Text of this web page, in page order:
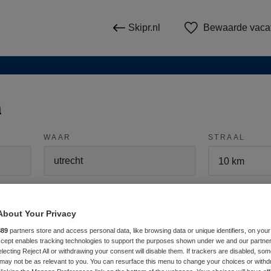
Skipr.nl Bewaarde
WAAR STRAAL
Opleiding Meer filters Wis
Your Privacy
partners store and access personal data, like browsing data or unique identifiers, on
enables tracking technologies to support the purposes shown under we and our
Reject All or withdrawing your consent will disable them. If trackers are disabled,
not be as relevant to you. You can resurface this menu to change your choices or